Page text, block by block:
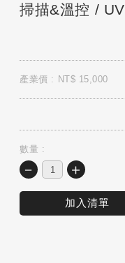
掃描&溫控 /
產業價 : NT$ 15,000
數量 :
－ ＋
加入清單